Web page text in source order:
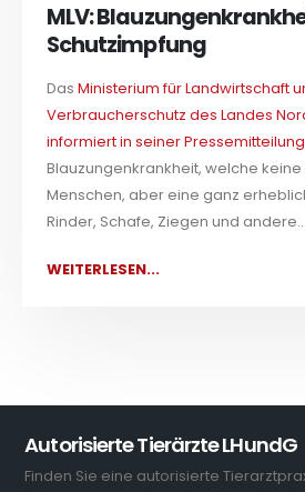
MLV:
Schutzimpfung
DasMinisterium für Landwirtschaft
Verbraucherschutz des Landes
informiert in seiner Pressemitteilung
Blauzungenkrankheit, welche
Menschen, aber eine ganz
Rinder, Schafe, Ziegen und andere...
WEITERLESEN...
Autorisierte Tierärzte LHundG
Finden Sie eine autorisierte